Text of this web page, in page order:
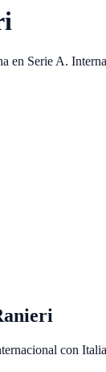
en Serie A.
con